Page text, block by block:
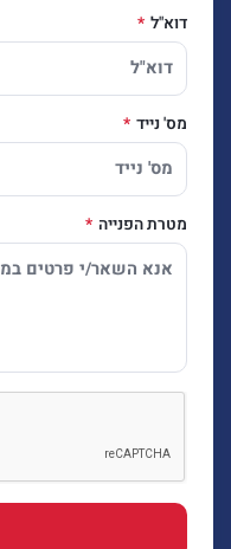
דוא"ל
מס' נייד
מטרת הפנייה